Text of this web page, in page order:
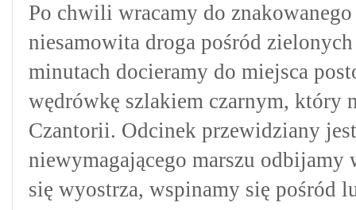
Po chwili wracamy do
niesamowita droga pośród
minutach docieramy do miejsca
wędrówkę szlakiem czarnym, który
Czantorii. Odcinek przewidziany
niewymagającego marszu odbijamy
się wyostrza, wspinamy się pośród